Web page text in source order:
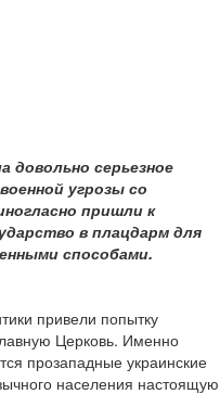
довольно серьезное
угрозы со
пришли к
в плацдарм для
способами.
привели попытку
Церковь. Именно
прозападные украинские
населения настоящую